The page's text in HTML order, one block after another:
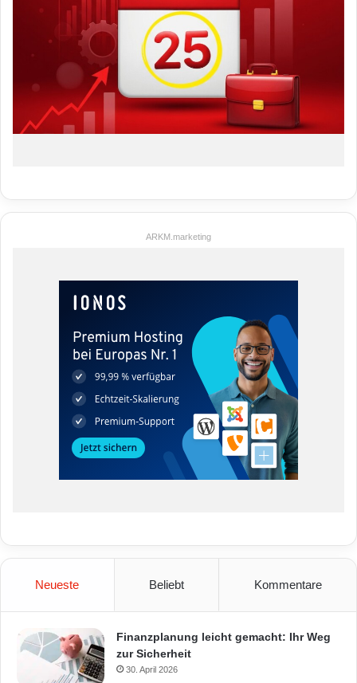
ARKM.marketing
Neueste Beliebt Kommentare
Finanzplanung leicht gemacht: Ihr Weg
zur Sicherheit
30. April 2026